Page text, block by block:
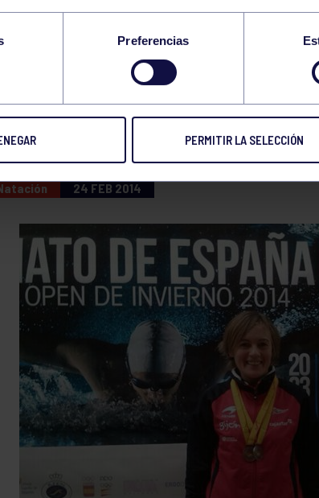
Preferencias
PERMITIR LA SELECCIÓN
Y BRONCE PARA CRISTINA ELIO EN
24 FEB 2014